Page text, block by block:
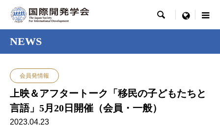
 menu
NEWS
会員発情報
上映＆アフタートーク「移民の子どもたちと
言語」5月20日開催（会員・一般）
2023.04.23